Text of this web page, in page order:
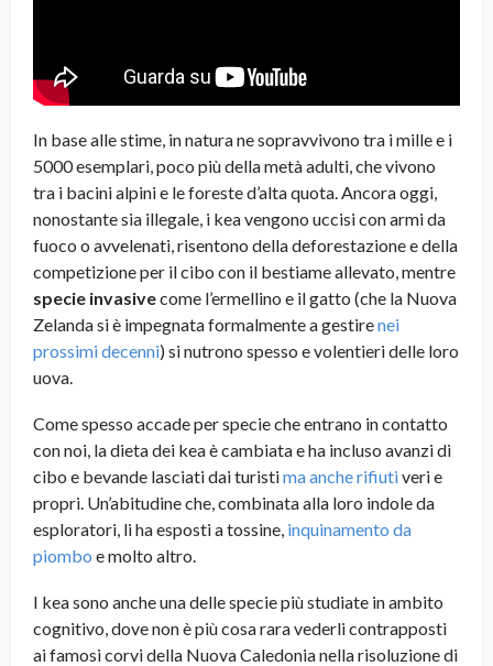
In base alle stime, in natura ne sopravvivono tra i mille e i
5000 esemplari, poco più della metà adulti, che vivono
tra i bacini alpini e le foreste d’alta quota. Ancora oggi,
nonostante sia illegale, i kea vengono uccisi con armi da
fuoco o avvelenati, risentono della deforestazione e della
competizione per il cibo con il bestiame allevato, mentre
specie invasivecome l’ermellino e il gatto (che la Nuova
Zelanda si è impegnata formalmente a gestirenei
prossimi decenni) si nutrono spesso e volentieri delle loro
uova.
Come spesso accade per specie che entrano in contatto
con noi, la dieta dei kea è cambiata e ha incluso avanzi di
cibo e bevande lasciati dai turistima anche rifiutiveri e
propri. Un’abitudine che, combinata alla loro indole da
esploratori, li ha esposti a tossine, inquinamento da
piombo e molto altro.
I kea sono anche una delle specie più studiate in ambito
cognitivo, dove non è più cosa rara vederli contrapposti
ai famosi corvi della Nuova Caledonia nella risoluzione di